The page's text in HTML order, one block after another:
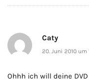
Caty
20. Juni 2010 um
Ohhh ich will deine